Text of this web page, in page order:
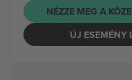
NÉZZE MEG A
ÚJ ESEMÉNY